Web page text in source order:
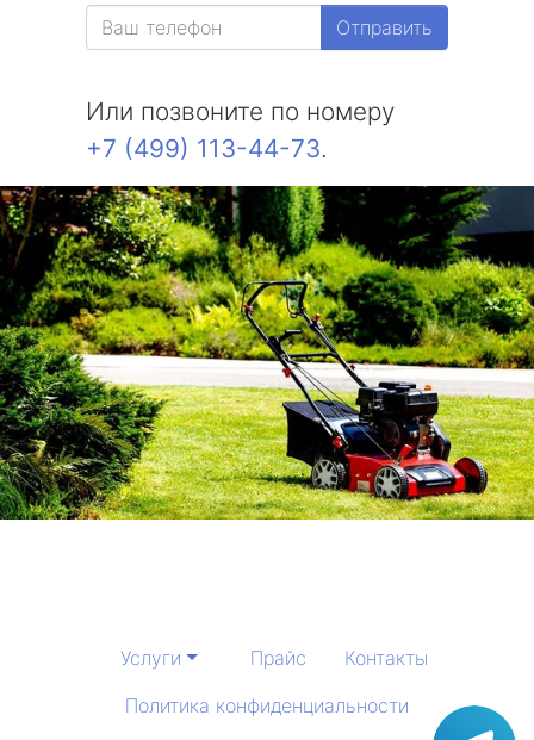
Отправить
Или позвоните по номеру
+7 (499) 113-44-73.
Услуги Прайс
Контакты
Политика конфиденциальности